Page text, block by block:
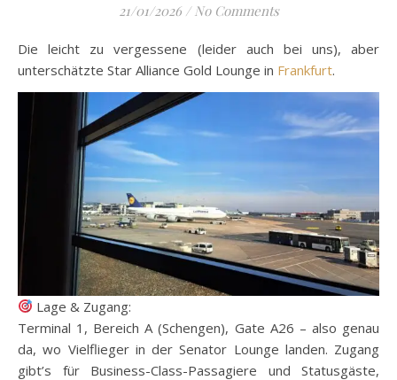
21/01/2026 / No Comments
Die leicht zu vergessene (leider auch bei uns), aber
unterschätzte Star Alliance Gold Lounge in Frankfurt.
Lage & Zugang:
Terminal 1, Bereich A (Schengen), Gate A26 – also genau
da, wo Vielflieger in der Senator Lounge landen. Zugang
gibt’s für Business-Class-Passagiere und Statusgäste,